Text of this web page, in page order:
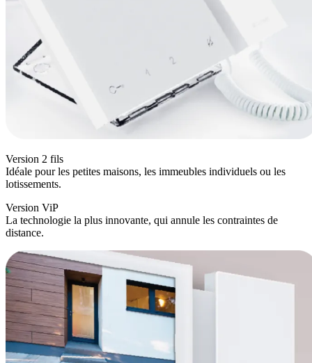
Version 2 fils
Idéale pour les petites maisons, les immeubles individuels ou les
lotissements.
Version ViP
La technologie la plus innovante, qui annule les contraintes de
distance.